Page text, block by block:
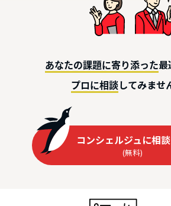
あなたの課題に寄り添った
プロに相談してみませ
コンシェルジュに相
(無料)